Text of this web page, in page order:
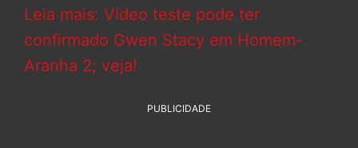
Leia mais: Vídeo teste pode ter
confirmado Gwen Stacy em Homem-
Aranha 2; veja!
PUBLICIDADE